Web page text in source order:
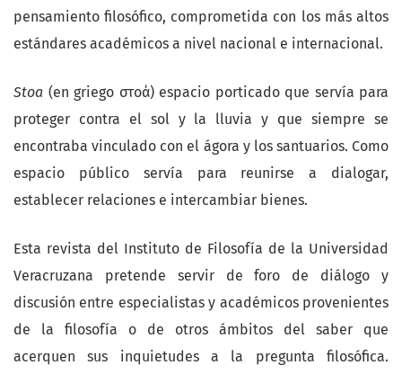
pensamiento filosófico, comprometida con los más altos
estándares académicos a nivel nacional e internacional.
Stoa (en griego στοά) espacio porticado que servía para
proteger contra el sol y la lluvia y que siempre se
encontraba vinculado con el ágora y los santuarios. Como
espacio público servía para reunirse a dialogar,
establecer relaciones e intercambiar bienes.
Esta revista del Instituto de Filosofía de la Universidad
Veracruzana pretende servir de foro de diálogo y
discusión entre especialistas y académicos provenientes
de la filosofía o de otros ámbitos del saber que
acerquen sus inquietudes a la pregunta filosófica.